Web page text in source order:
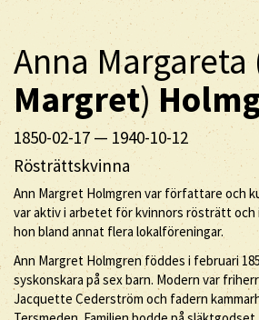
Anna Margareta
Margret)
1850-02-17 — 1940-10-12
Rösträttskvinna
Ann Margret Holmgren var författare och
var aktiv i arbetet för kvinnors rösträtt och
hon bland annat flera lokalföreningar.
Ann Margret Holmgren föddes i februari
syskonskara på sex barn. Modern var
Jacquette Cederström och fadern